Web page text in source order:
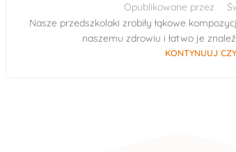
Opublikowane przez
Nasze przedszkolaki zrobiły łąkowe
naszemu zdrowiu i łatwo je
KONTYNUUJ